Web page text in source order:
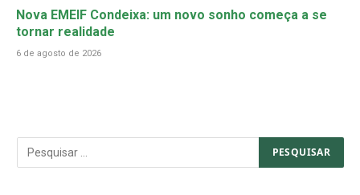
Nova EMEIF Condeixa: um novo sonho começa a se
tornar realidade
6 de agosto de 2026